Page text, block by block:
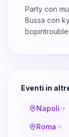
Party con
Bussa con
bopintrouble.
Eventi in
Napoli
Roma